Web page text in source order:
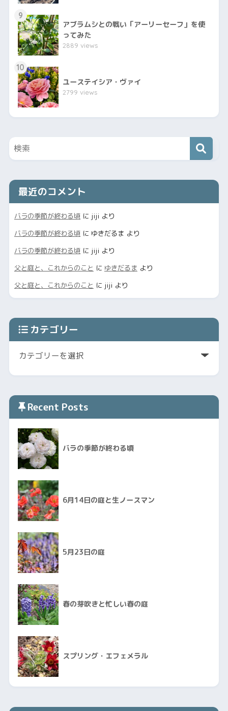
9
アブラムシとの戦い「アーリーセーフ」を使
ってみた
2889 views
10
ユーステイシア・ヴァイ
2799 views
最近のコメント
バラの季節が終わる頃に jiji より
バラの季節が終わる頃に ゆきだるま より
バラの季節が終わる頃に jiji より
父と庭と、これからのこと に ゆきだるま より
父と庭と、これからのこと に jiji より
カテゴリー
Recent Posts
バラの季節が終わる頃
6月14日の庭と生ノースマン
5月23日の庭
春の芽吹きと忙しい春の庭
スプリング・エフェメラル